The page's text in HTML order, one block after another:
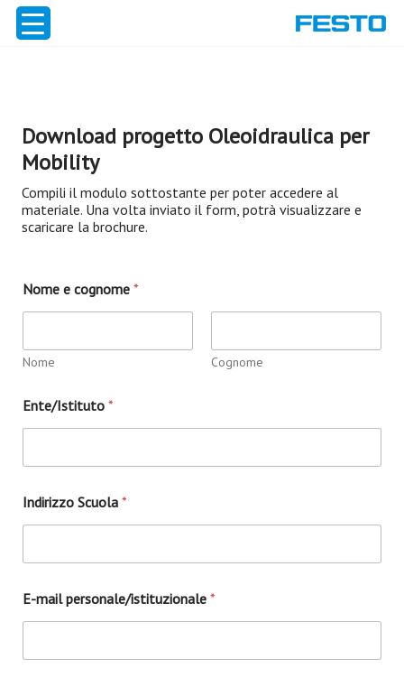
Download progetto Oleoidraulica per
Mobility
Compili il modulo sottostante per poter accedere al
materiale. Una volta inviato il form, potrà visualizzare e
scaricare la brochure.
Nome e cognome *
Nome Cognome
Ente/Istituto *
Indirizzo Scuola *
p
e
s
E-mail personale/istituzionale *